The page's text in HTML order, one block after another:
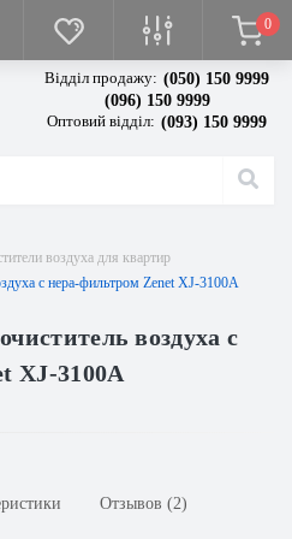
0
Відділ продажу: (050) 150 9999
(096) 150 9999
Оптовий відділ: (093) 150 9999
воздуха для квартир
с нера-фильтром Zenet XJ-3100A
воздуха с
XJ-3100A
Отзывов (2)